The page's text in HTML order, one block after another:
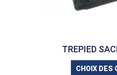
TREPIED
CHOIX DES